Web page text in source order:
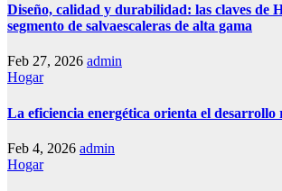
Diseño, calidad y durabilidad: las claves de
segmento de salvaescaleras de alta gama
Feb 27, 2026 admin
Hogar
La eficiencia energética orienta el desarrollo
Feb 4, 2026 admin
Hogar